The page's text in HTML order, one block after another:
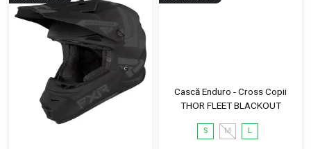
Cască Enduro - Cross Copii
THOR FLEET BLACKOUT
S M L